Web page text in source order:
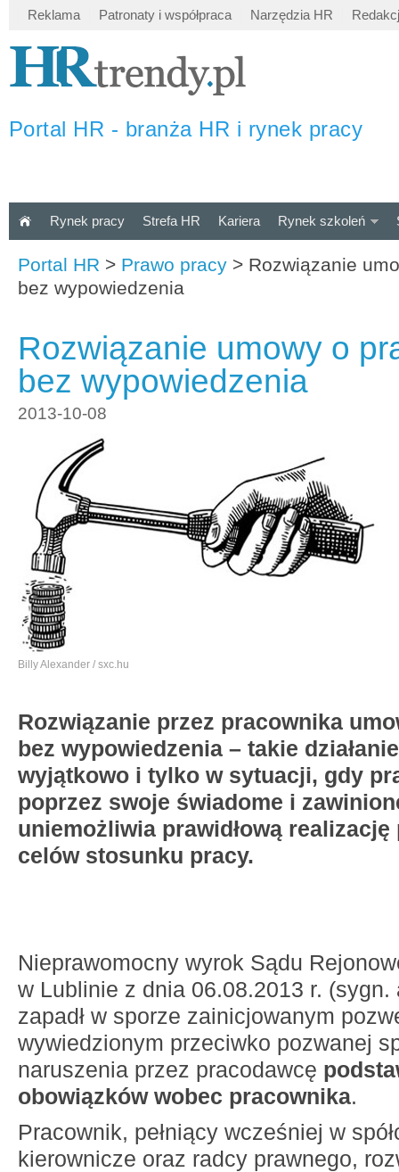
Reklama Patronaty i współpraca Narzędzia HR
Portal HR - branża HR i rynek pracy
Rynek pracy Strefa HR Kariera Rynek szkoleń
Portal HR > Prawo pracy > Rozwiązanie
bez wypowiedzenia
Rozwiązanie umowy o
bez wypowiedzenia
2013-10-08
Billy Alexander / sxc.hu
Rozwiązanie przez pracownika
bez wypowiedzenia – takie
wyjątkowo i tylko w sytuacji, gdy
poprzez swoje świadome i
uniemożliwia prawidłową
celów stosunku pracy.
Nieprawomocny wyrok Sądu
w Lublinie z dnia 06.08.2013 r. (sygn.
zapadł w sporze zainicjowanym
wywiedzionym przeciwko pozwanej
naruszenia przez pracodawcę
obowiązków wobec pracownika.
Pracownik, pełniący wcześniej w
kierownicze oraz radcy prawnego,